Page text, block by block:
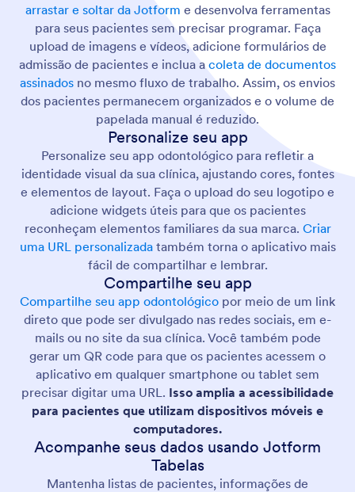
arrastar e soltar da Jotform e desenvolva ferramentas
para seus pacientes sem precisar programar. Faça
upload de imagens e vídeos, adicione formulários de
admissão de pacientes e inclua a coleta de documentos
assinados no mesmo fluxo de trabalho. Assim, os envios
dos pacientes permanecem organizados e o volume de
papelada manual é reduzido.
Personalize seu app
Personalize seu app odontológico para refletir a
identidade visual da sua clínica, ajustando cores, fontes
e elementos de layout. Faça o upload do seu logotipo e
adicione widgets úteis para que os pacientes
reconheçam elementos familiares da sua marca. Criar
uma URL personalizadatambém torna o aplicativo mais
fácil de compartilhar e lembrar.
Compartilhe seu app
Compartilhe seu app odontológico por meio de um link
direto que pode ser divulgado nas redes sociais, em e-
mails ou no site da sua clínica. Você também pode
gerar um QR code para que os pacientes acessem o
aplicativo em qualquer smartphone ou tablet sem
precisar digitar uma URL. Isso amplia a acessibilidade
para pacientes que utilizam dispositivos móveis e
computadores.
Acompanhe seus dados usando Jotform
Tabelas
Mantenha listas de pacientes, informações de